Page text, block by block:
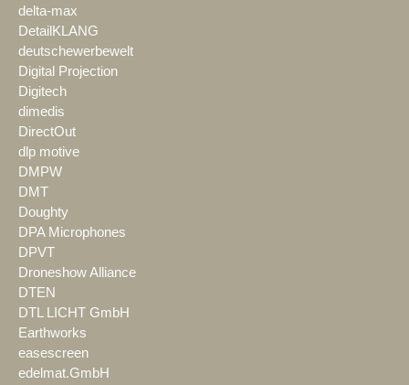
delta-max
DetailKLANG
deutschewerbewelt
Digital Projection
Digitech
dimedis
DirectOut
dlp motive
DMPW
DMT
Doughty
DPA Microphones
DPVT
Droneshow Alliance
DTEN
DTL LICHT GmbH
Earthworks
easescreen
edelmat.GmbH